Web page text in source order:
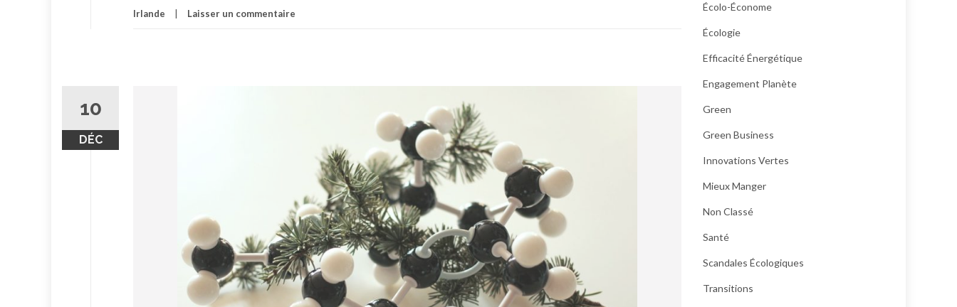
Irlande Laisser un commentaire
10
DÉC
Écolo-Économe
Écologie
Efficacité Énergétique
Engagement Planète
Green
Green Business
Innovations Vertes
Mieux Manger
Non Classé
Santé
Scandales Écologiques
Transitions